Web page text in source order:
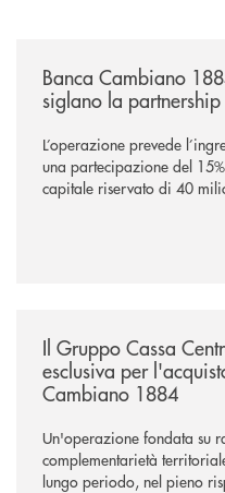
Banca Cambiano
siglano la
L’operazione prevede
una partecipazione del
capitale riservato di 40
comuni e sulla prossimità
Il Gruppo Cassa
esclusiva per
Cambiano 1884
Un'operazione fondata su
complementarietà
lungo periodo, nel pieno